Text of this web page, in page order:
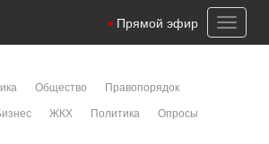
Toggle
Прямой эфир
Общество
Правопорядок
ЖКХ Политика
Опросы